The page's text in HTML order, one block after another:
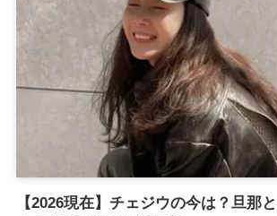
【2026現在】チェジウの今は？旦那